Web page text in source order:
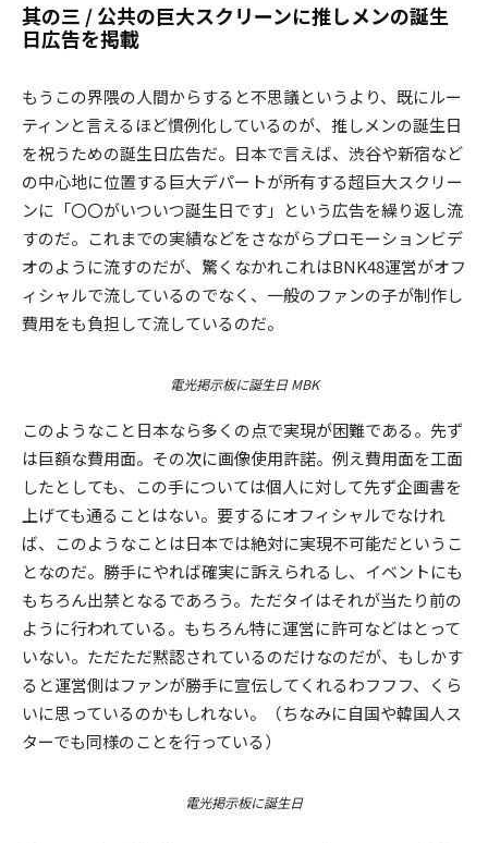
其の三 / 公共の巨大スクリーンに推しメンの誕生
日広告を掲載
もうこの界隈の人間からすると不思議というより、既にルー
ティンと言えるほど慣例化しているのが、推しメンの誕生日
を祝うための誕生日広告だ。日本で言えば、渋谷や新宿など
の中心地に位置する巨大デパートが所有する超巨大スクリー
ンに「〇〇がいついつ誕生日です」という広告を繰り返し流
すのだ。これまでの実績などをさながらプロモーションビデ
オのように流すのだが、驚くなかれこれはBNK48運営がオフ
ィシャルで流しているのでなく、一般のファンの子が制作し
費用をも負担して流しているのだ。
電光掲示板に誕生日 MBK
このようなこと日本なら多くの点で実現が困難である。先ず
は巨額な費用面。その次に画像使用許諾。例え費用面を工面
したとしても、この手については個人に対して先ず企画書を
上げても通ることはない。要するにオフィシャルでなけれ
ば、このようなことは日本では絶対に実現不可能だというこ
となのだ。勝手にやれば確実に訴えられるし、イベントにも
もちろん出禁となるであろう。ただタイはそれが当たり前の
ように行われている。もちろん特に運営に許可などはとって
いない。ただただ黙認されているのだけなのだが、もしかす
ると運営側はファンが勝手に宣伝してくれるわフフフ、くら
いに思っているのかもしれない。（ちなみに自国や韓国人ス
ターでも同様のことを行っている）
電光掲示板に誕生日